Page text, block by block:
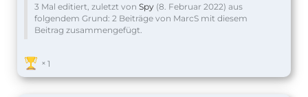
3 Mal editiert, zuletzt von Spy (8. Februar 2022) aus
folgendem Grund: 2 Beiträge von MarcS mit diesem
Beitrag zusammengefügt.
1